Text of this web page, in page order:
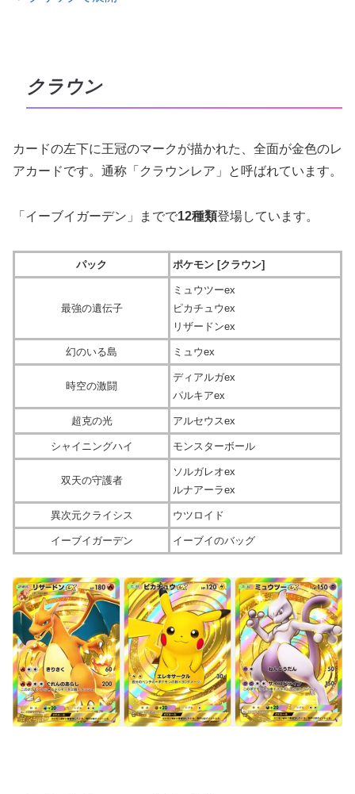
クラウン
カードの左下に王冠のマークが描かれた、全面が金色のレ
アカードです。通称「クラウンレア」と呼ばれています。
「イーブイガーデン」までで12種類登場しています。
パック ポケモン [クラウン]
最強の遺伝子
ミュウツーex
ピカチュウex
リザードンex
幻のいる島 ミュウex
時空の激闘
ディアルガex
パルキアex
超克の光 アルセウスex
シャイニングハイ モンスターボール
双天の守護者
ソルガレオex
ルナアーラex
異次元クライシス ウツロイド
イーブイガーデン イーブイのバッグ